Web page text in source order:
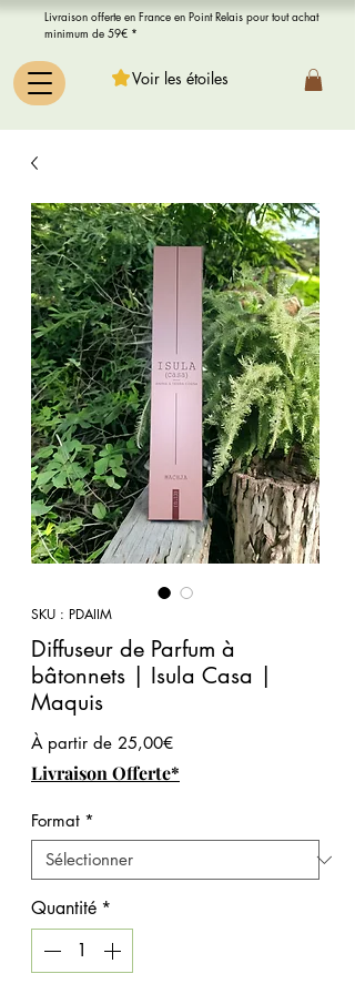
Livraison offerte en France en Point Relais pour tout achat
minimum de 59€ *
Voir les étoiles
SKU : PDAIIM
Diffuseur de Parfum à
bâtonnets | Isula Casa |
Maquis
À partir de 25,00€Prix promotionnel
Livraison Offerte*
Format *
Quantité *